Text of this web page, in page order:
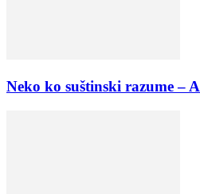
Neko ko suštinski razume –